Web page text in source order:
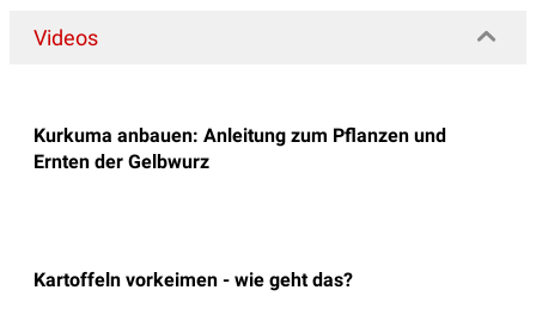
Videos
Kurkuma anbauen: Anleitung zum Pflanzen und
Ernten der Gelbwurz
Kartoffeln vorkeimen - wie geht das?